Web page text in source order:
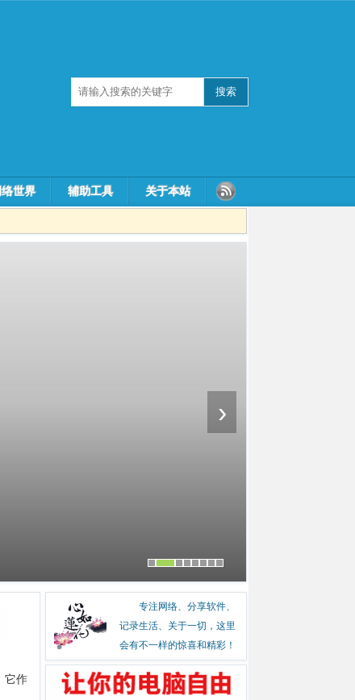
络世界 辅助工具 关于本站
›
它作
专注网络、分享软件、
记录生活、关于一切，这里
会有不一样的惊喜和精彩！